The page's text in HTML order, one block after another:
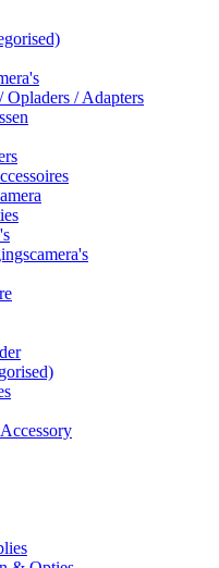
Opladers / Adapters